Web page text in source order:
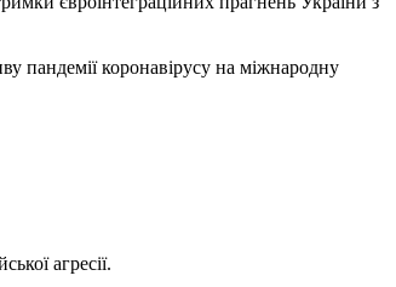
пандемії коронавірусу на міжнародну
агресії.